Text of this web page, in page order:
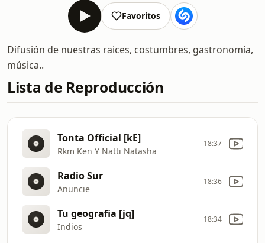
Favoritos
Difusión de nuestras raices, costumbres, gastronomía,
música..
Lista de Reproducción
Tonta Official [kE]
Rkm Ken Y Natti Natasha
18:37
Radio Sur
Anuncie
18:36
Tu geografia [jq]
Indios
18:34